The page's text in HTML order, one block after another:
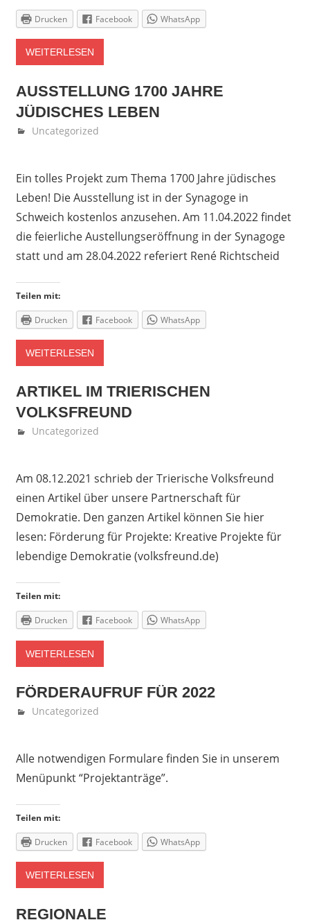
Drucken Facebook WhatsApp
WEITERLESEN
AUSSTELLUNG 1700 JAHRE
JÜDISCHES LEBEN
März 1, 2022
Denise Löwen
Uncategorized
Ein tolles Projekt zum Thema 1700 Jahre jüdisches
Leben! Die Ausstellung ist in der Synagoge in
Schweich kostenlos anzusehen. Am 11.04.2022 findet
die feierliche Austellungseröffnung in der Synagoge
statt und am 28.04.2022 referiert René Richtscheid
Teilen mit:
Drucken Facebook WhatsApp
WEITERLESEN
ARTIKEL IM TRIERISCHEN
VOLKSFREUND
Januar 25, 2022
Denise Löwen
Uncategorized
Am 08.12.2021 schrieb der Trierische Volksfreund
einen Artikel über unsere Partnerschaft für
Demokratie. Den ganzen Artikel können Sie hier
lesen: Förderung für Projekte: Kreative Projekte für
lebendige Demokratie (volksfreund.de)
Teilen mit:
Drucken Facebook WhatsApp
WEITERLESEN
FÖRDERAUFRUF FÜR 2022
November 19, 2021
Denise Löwen
Uncategorized
Alle notwendigen Formulare finden Sie in unserem
Menüpunkt “Projektanträge”.
Teilen mit:
Drucken Facebook WhatsApp
WEITERLESEN
REGIONALE